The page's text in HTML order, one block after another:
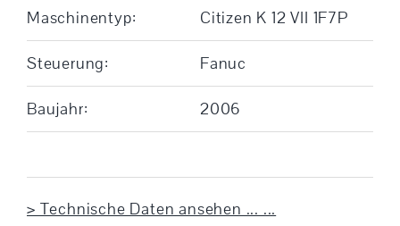
Maschinentyp: Citizen K 12 VII 1F7P
Steuerung: Fanuc
Baujahr: 2006
> Technische Daten ansehen ... ...